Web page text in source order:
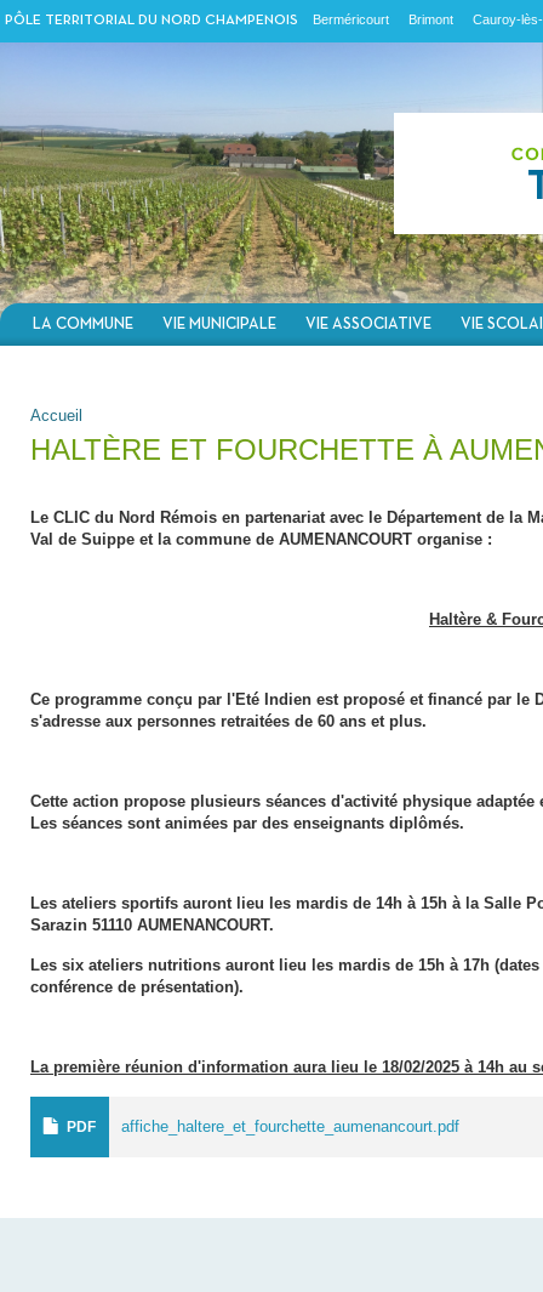
LA COMMUNE VIE MUNICIPALE VIE ASSOCIATIVE VIE
VOUS ÊTES ICI
Accueil
HALTÈRE ET FOURCHETTE À
Le CLIC du Nord Rémois en partenariat avec le Département de la
Val de Suippe et la commune de AUMENANCOURT organise :
Haltère &
Ce programme conçu par l'Eté Indien est proposé et financé par le
s'adresse aux personnes retraitées de 60 ans et plus.
Cette action propose plusieurs séances d'activité physique
Les séances sont animées par des enseignants diplômés.
Les ateliers sportifs auront lieu les mardis de 14h à 15h à la Salle
Sarazin 51110 AUMENANCOURT.
Les six ateliers nutritions auront lieu les mardis de 15h à 17h
conférence de présentation).
La première réunion d'information aura lieu le 18/02/2025 à 14h au
PDF affiche_haltere_et_fourchette_aumenancourt.pdf
PÔLE TERRITORIAL DU NORD CHAMPENOIS Berméricourt Brimont Cauroy-